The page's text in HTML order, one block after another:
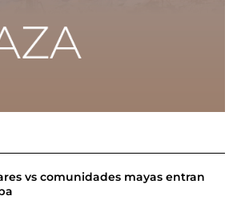
vs comunidades mayas entran